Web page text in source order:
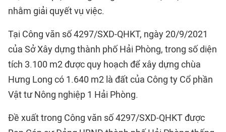
nhằm giải quyết vụ việc.
Tại Công văn số 4297/SXD-QHKT, ngày 20/9/2021
của Sở Xây dựng thành phố Hải Phòng, trong số diện
tích 3.100 m2 được quy hoạch để xây dựng chùa
Hưng Long có 1.640 m2 là đất của Công ty Cổ phần
Vật tư Nông nghiệp 1 Hải Phòng.
Đề xuất trong Công văn số 4297/SXD-QHKT được